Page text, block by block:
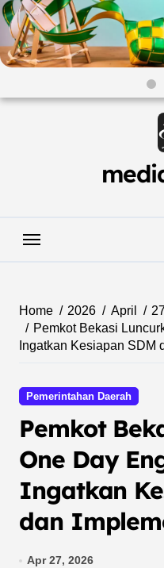
Skip
Home 2026 April
27
Pemkot Bekasi
Ingatkan Kesiapan SDM
Pemerintahan Daerah
Pemkot
One Day
Ingatkan
dan
Apr 27, 2026